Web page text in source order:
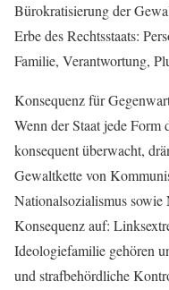
Bürokratisierung der
Erbe des Rechtsstaats:
Familie, Verantwortung,
Konsequenz für
Wenn der Staat jede Form
konsequent überwacht,
Gewaltkette von
Nationalsozialismus
Konsequenz auf:
Ideologiefamilie gehören
und strafbehördliche